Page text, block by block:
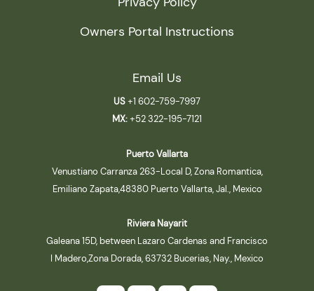
Owners Portal Instructions
Email Us
US+1 602-759-7997
MX:+52 322-195-7121
Puerto Vallarta
Venustiano Carranza 263-Local D, Zona Romantica,
Emiliano Zapata,48380 Puerto Vallarta, Jal., Mexico
Riviera Nayarit
Galeana 15D, between Lazaro Cardenas and Francisco
I Madero,Zona Dorada, 63732 Bucerias, Nay., Mexico